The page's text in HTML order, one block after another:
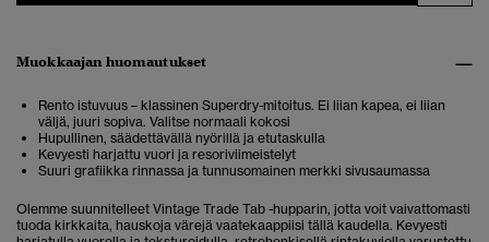
Muokkaajan huomautukset
Rento istuvuus – klassinen Superdry-mitoitus. Ei liian kapea, ei liian
väljä, juuri sopiva. Valitse normaali kokosi
Hupullinen, säädettävällä nyörillä ja etutaskulla
Kevyesti harjattu vuori ja resoriviimeistelyt
Suuri grafiikka rinnassa ja tunnusomainen merkki sivusaumassa
Olemme suunnitelleet Vintage Trade Tab -hupparin, jotta voit vaivattomasti
tuoda kirkkaita, hauskoja värejä vaatekaappiisi tällä kaudella. Kevyesti